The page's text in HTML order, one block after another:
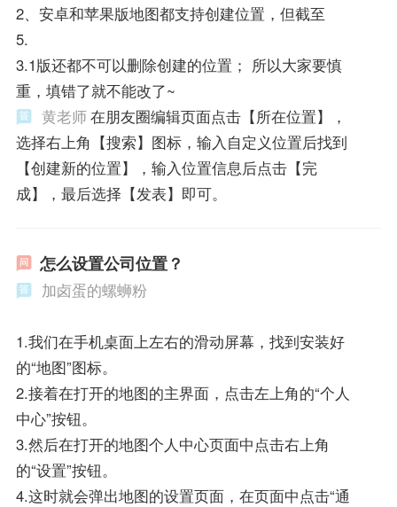
2、安卓和苹果版地图都支持创建位置，但截至
5.
3.1版还都不可以删除创建的位置； 所以大家要慎
重，填错了就不能改了~
黄老师在朋友圈编辑页面点击【所在位置】，
选择右上角【搜索】图标，输入自定义位置后找到
【创建新的位置】，输入位置信息后点击【完
成】，最后选择【发表】即可。
怎么设置公司位置？
加卤蛋的螺蛳粉
1.我们在手机桌面上左右的滑动屏幕，找到安装好
的“地图”图标。
2.接着在打开的地图的主界面，点击左上角的“个人
中心”按钮。
3.然后在打开的地图个人中心页面中点击右上角
的“设置”按钮。
4.这时就会弹出地图的设置页面，在页面中点击“通